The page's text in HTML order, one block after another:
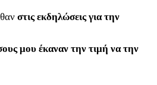
στις εκδηλώσεις για την
μου έκαναν την τιμή να την